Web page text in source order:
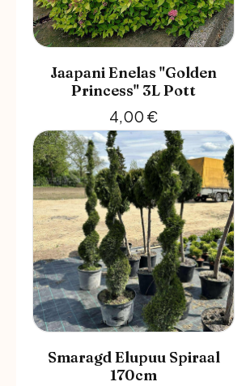
Jaapani Enelas "Golden
Princess" 3L Pott
4,00 €
Smaragd Elupuu Spiraal
170cm